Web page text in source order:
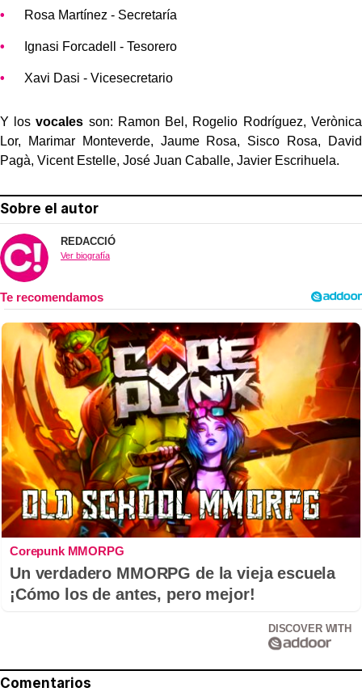
Rosa Martínez - Secretaría
Ignasi Forcadell - Tesorero
Xavi Dasi - Vicesecretario
Y los vocales son: Ramon Bel, Rogelio Rodríguez, Verònica
Lor, Marimar Monteverde, Jaume Rosa, Sisco Rosa, David
Pagà, Vicent Estelle, José Juan Caballe, Javier Escrihuela.
Sobre el autor
REDACCIÓ
Ver biografía
Corepunk MMORPG
Un verdadero MMORPG de la vieja escuela
¡Cómo los de antes, pero mejor!
DISCOVER WITH
Comentarios